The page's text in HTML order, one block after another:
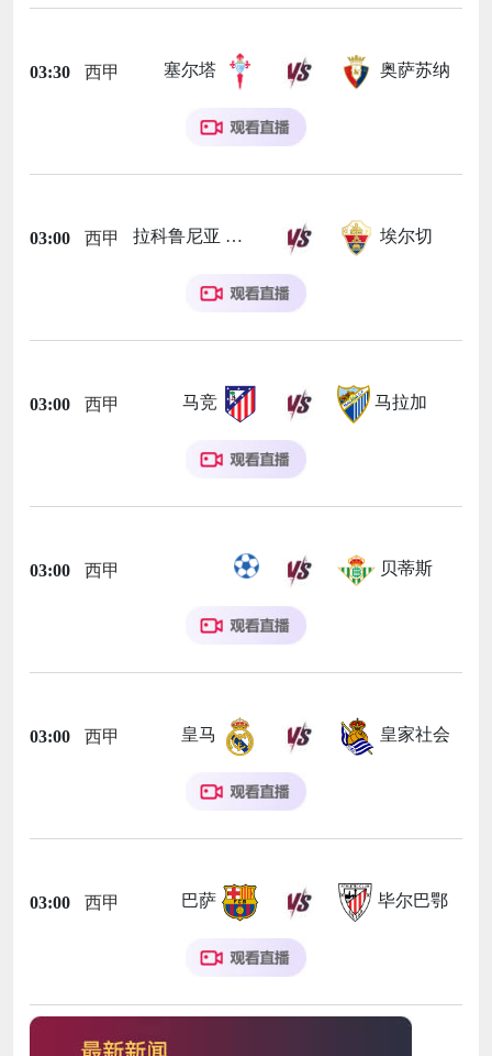
03:30 西甲 塞尔塔 奥萨苏纳
03:00 西甲 拉科鲁尼亚 埃尔切
03:00 西甲 马竞 马拉加
03:00 西甲 贝蒂斯
03:00 西甲 皇马 皇家社会
03:00 西甲 巴萨 毕尔巴鄂